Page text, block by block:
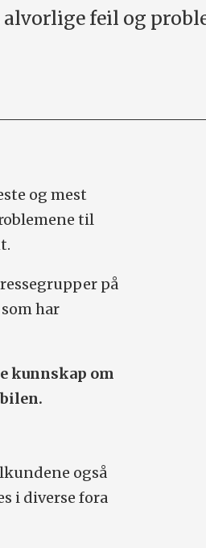
feil og
og mest
til
på
har
kunnskap om
også
i diverse fora